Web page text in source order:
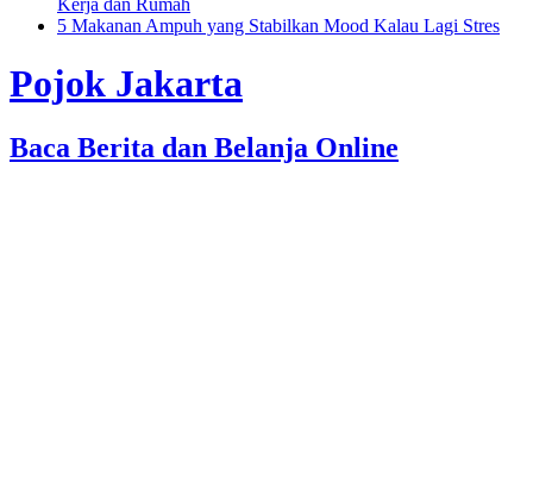
Kerja dan Rumah
5 Makanan Ampuh yang Stabilkan Mood Kalau Lagi Stres
Pojok Jakarta
Baca Berita dan Belanja Online